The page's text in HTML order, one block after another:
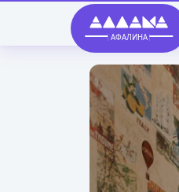
АФАЛИНА